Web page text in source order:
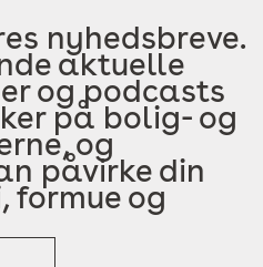
nyhedsbreve.
aktuelle
og podcasts
på bolig- og
og
påvirke din
formue og